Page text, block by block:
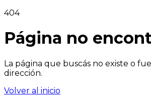
404
Página no
La página que buscás no existe o
dirección.
Volver al inicio